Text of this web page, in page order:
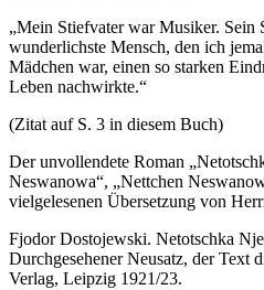
„Mein Stiefvater war Musiker. Sein
wunderlichste Mensch, den ich
Mädchen war, einen so starken
Leben nachwirkte.“
(Zitat auf S. 3 in diesem Buch)
Der unvollendete Roman
Neswanowa“, „Nettchen
vielgelesenen Übersetzung von
Fjodor Dostojewski. Netotschka
Durchgesehener Neusatz, der Text
Verlag, Leipzig 1921/23.